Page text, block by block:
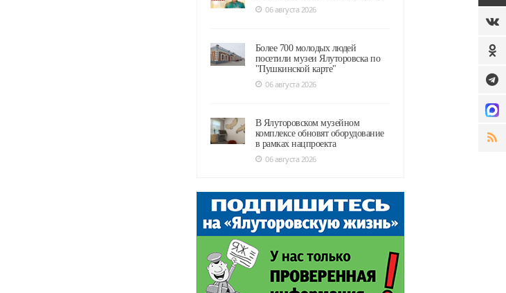
06 августа 2026
Более 700 молодых людей
посетили музеи Ялуторовска по
"Пушкинской карте"
06 августа 2026
В Ялуторовском музейном
комплексе обновят оборудование
в рамках нацпроекта
06 августа 2026